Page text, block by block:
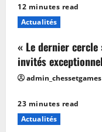
12 minutes read
Actualités
« Le dernier
invités
admin_chessetgames
23 minutes read
Actualités